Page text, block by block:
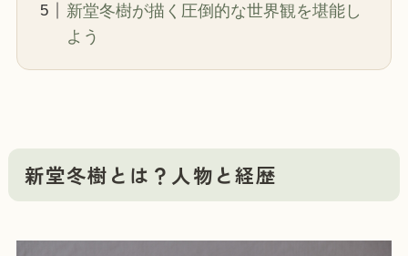
新堂冬樹が描く圧倒的な世界観を堪能し
よう
新堂冬樹とは？人物と経歴